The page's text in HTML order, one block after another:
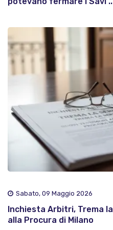
Sabato, 09 Maggio 2026
Inchiesta Arbitri, Trema
alla Procura di Milano